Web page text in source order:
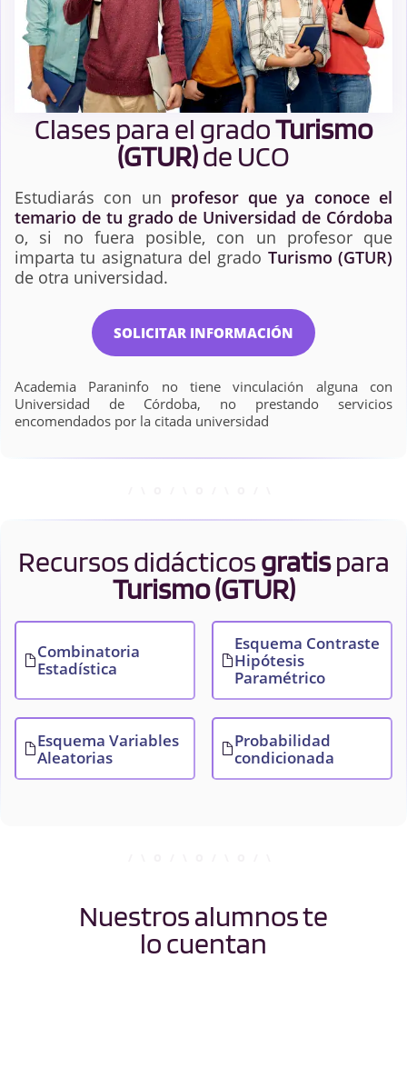
Clases para el gradoTurismo
(GTUR)de UCO
Estudiarás con un profesor que ya conoce el
temario de tu grado de Universidad de Córdoba
o, si no fuera posible, con un profesor que
imparta tu asignatura del grado Turismo (GTUR)
de otra universidad.
SOLICITAR INFORMACIÓN
Academia Paraninfo no tiene vinculación alguna con
Universidad de Córdoba, no prestando servicios
encomendados por la citada universidad
Recursos didácticosgratispara
Turismo (GTUR)
Combinatoria
Estadística
Esquema Contraste
Hipótesis
Paramétrico
Esquema Variables
Aleatorias
Probabilidad
condicionada
Nuestros alumnos te
lo cuentan